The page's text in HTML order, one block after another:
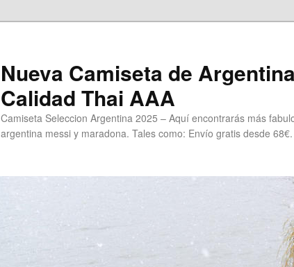
Nueva Camiseta de
Calidad Thai AAA
Camiseta Seleccion Argentina 2025 – Aquí encontrarás más
argentina messi y maradona. Tales como: Envío gratis desde